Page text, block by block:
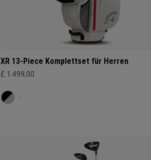
XR 13-Piece Komplettset für Herren
£ 1.499,00